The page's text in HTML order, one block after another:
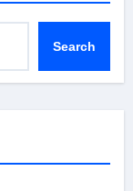
Search